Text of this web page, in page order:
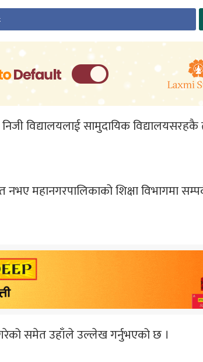
विद्यालयलाई सामुदायिक
महानगरपालिकाको शिक्षा विभागमा
समेत उहाँले उल्लेख गर्नुभएको छ ।